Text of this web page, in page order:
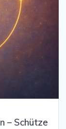
– Schütze